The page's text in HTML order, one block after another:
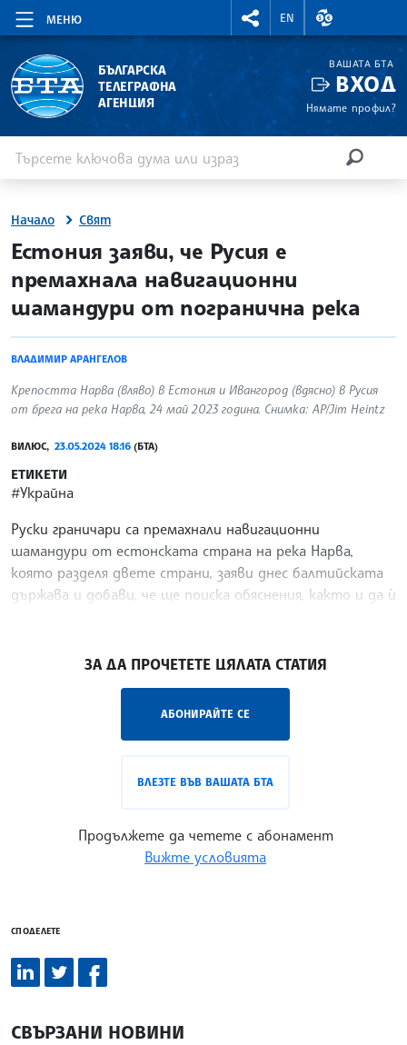
МЕНЮ
RIGHTMENU.SOCIAL
EN
ВАЛУТНИ
БЪЛГАРСКА
ТЕЛЕГРАФНА
АГЕНЦИЯ
ВАШАТА БТА
ВХОД
Нямате профил?
Начало Свят
site.bta
Естония заяви, че Русия е
премахнала навигационни
шамандури от погранична река
ВЛАДИМИР АРАНГЕЛОВ
Крепостта Нарва (вляво) в Естония и Ивангород (вдясно) в Русия
от брега на река Нарва, 24 май 2023 година. Снимка: AP/Jim Heintz
ВИЛЮС, 23.05.2024 18:16 (БТА)
ЕТИКЕТИ
#Украйна
Руски граничари са премахнали навигационни
шамандури от естонската страна на река Нарва,
която разделя двете страни, заяви днес балтийската
държава и добави, че ще поиска обяснения, както и да ѝ
ЗА ДА ПРОЧЕТЕТЕ ЦЯЛАТА СТАТИЯ
АБОНИРАЙТЕ СЕ
ВЛЕЗТЕ ВЪВ ВАШАТА БТА
Продължете да четете с абонамент
Вижте условията
СПОДЕЛЕТЕ
СВЪРЗАНИ НОВИНИ